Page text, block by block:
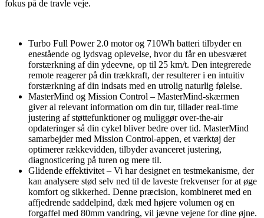
fokus på de travle veje.
Turbo Full Power 2.0 motor og 710Wh batteri tilbyder en
enestående og lydsvag oplevelse, hvor du får en ubesværet
forstærkning af din ydeevne, op til 25 km/t. Den integrerede
remote reagerer på din trækkraft, der resulterer i en intuitiv
forstærkning af din indsats med en utrolig naturlig følelse.
MasterMind og Mission Control – MasterMind-skærmen
giver al relevant information om din tur, tillader real-time
justering af støttefunktioner og muliggør over-the-air
opdateringer så din cykel bliver bedre over tid. MasterMind
samarbejder med Mission Control-appen, et værktøj der
optimerer rækkevidden, tilbyder avanceret justering,
diagnosticering på turen og mere til.
Glidende effektivitet – Vi har designet en testmekanisme, der
kan analysere stød selv ned til de laveste frekvenser for at øge
komfort og sikkerhed. Denne præcision, kombineret med en
affjedrende saddelpind, dæk med højere volumen og en
forgaffel med 80mm vandring, vil jævne vejene for dine øjne.